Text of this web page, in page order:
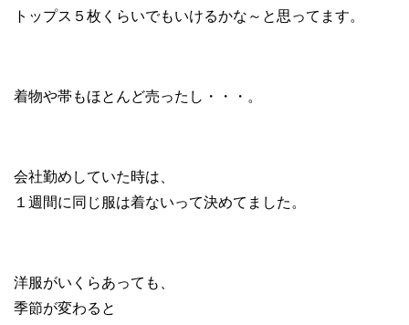
トップス５枚くらいでもいけるかな～と思ってます。
着物や帯もほとんど売ったし・・・。
会社勤めしていた時は、
１週間に同じ服は着ないって決めてました。
洋服がいくらあっても、
季節が変わると